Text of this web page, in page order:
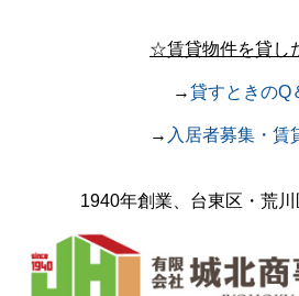
☆賃貸物件を貸し
→貸すときのQ
→ 入居者募集・賃
1940年創業、台東区・荒